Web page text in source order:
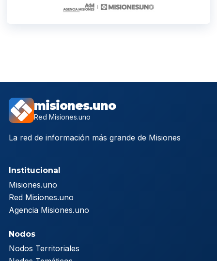
misiones.uno
Red Misiones.uno
La red de información más grande de Misiones
Institucional
Misiones.uno
Red Misiones.uno
Agencia Misiones.uno
Nodos
Nodos Territoriales